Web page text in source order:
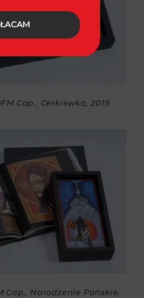
Cap., Cerkiewka, 2019
Cap., Narodzenie Pańskie,